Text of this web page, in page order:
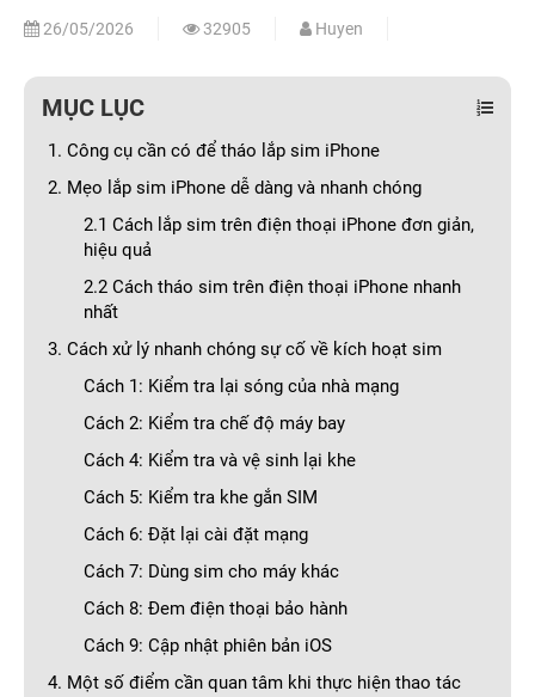
26/05/2026 32905 Huyen
MỤC LỤC
1. Công cụ cần có để tháo lắp sim iPhone
2. Mẹo lắp sim iPhone dễ dàng và nhanh chóng
2.1 Cách lắp sim trên điện thoại iPhone đơn giản,
hiệu quả
2.2 Cách tháo sim trên điện thoại iPhone nhanh
nhất
3. Cách xử lý nhanh chóng sự cố về kích hoạt sim
Cách 1: Kiểm tra lại sóng của nhà mạng
Cách 2: Kiểm tra chế độ máy bay
Cách 4: Kiểm tra và vệ sinh lại khe
Cách 5: Kiểm tra khe gắn SIM
Cách 6: Đặt lại cài đặt mạng
Cách 7: Dùng sim cho máy khác
Cách 8: Đem điện thoại bảo hành
Cách 9: Cập nhật phiên bản iOS
4. Một số điểm cần quan tâm khi thực hiện thao tác